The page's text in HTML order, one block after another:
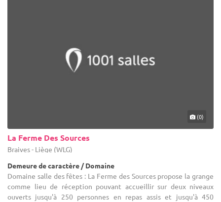
(0)
La Ferme Des Sources
Braives - Liège (WLG)
Demeure de caractère / Domaine
Domaine salle des fêtes : La Ferme des Sources propose la grange
comme lieu de réception pouvant accueillir sur deux niveaux
ouverts jusqu'à 250 personnes en repas assis et jusqu'à 450